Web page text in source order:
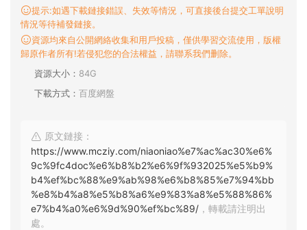
提示:如遇下載鏈接錯誤、失效等情況，可直接後台提交工單說明
情況等待補發鏈接。
資源均來自公開網絡收集和用戶投稿，僅供學習交流使用，版權
歸原作者所有!若侵犯您的合法權益，請聯系我們删除。
資源大小： 84G
下載方式： 百度網盤
原文鏈接：
https://www.mcziy.com/niaoniao%e7%ac%ac30%e6%
9c%9fc4doc%e6%b8%b2%e6%9f%932025%e5%b9%
b4%ef%bc%88%e9%ab%98%e6%b8%85%e7%94%bb
%e8%b4%a8%e5%b8%a6%e9%83%a8%e5%88%86%
e7%b4%a0%e6%9d%90%ef%bc%89/ ，轉載請注明出
處。